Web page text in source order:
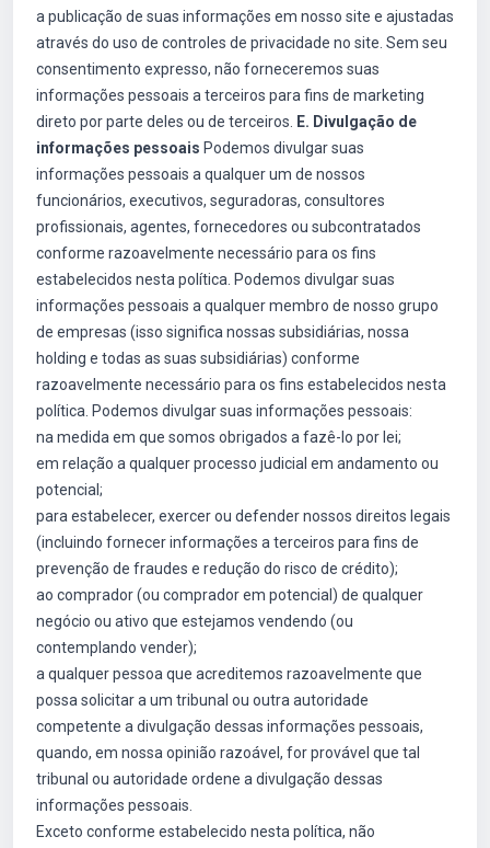
a publicação de suas informações em nosso site e ajustadas
através do uso de controles de privacidade no site. Sem seu
consentimento expresso, não forneceremos suas
informações pessoais a terceiros para fins de marketing
direto por parte deles ou de terceiros.
E. Divulgação de
informações pessoais Podemos divulgar suas
informações pessoais a qualquer um de nossos
funcionários, executivos, seguradoras, consultores
profissionais, agentes, fornecedores ou subcontratados
conforme razoavelmente necessário para os fins
estabelecidos nesta política. Podemos divulgar suas
informações pessoais a qualquer membro de nosso grupo
de empresas (isso significa nossas subsidiárias, nossa
holding e todas as suas subsidiárias) conforme
razoavelmente necessário para os fins estabelecidos nesta
política. Podemos divulgar suas informações pessoais:
na medida em que somos obrigados a fazê-lo por lei;
em relação a qualquer processo judicial em andamento ou
potencial;
para estabelecer, exercer ou defender nossos direitos legais
(incluindo fornecer informações a terceiros para fins de
prevenção de fraudes e redução do risco de crédito);
ao comprador (ou comprador em potencial) de qualquer
negócio ou ativo que estejamos vendendo (ou
contemplando vender);
a qualquer pessoa que acreditemos razoavelmente que
possa solicitar a um tribunal ou outra autoridade
competente a divulgação dessas informações pessoais,
quando, em nossa opinião razoável, for provável que tal
tribunal ou autoridade ordene a divulgação dessas
informações pessoais.
Exceto conforme estabelecido nesta política, não